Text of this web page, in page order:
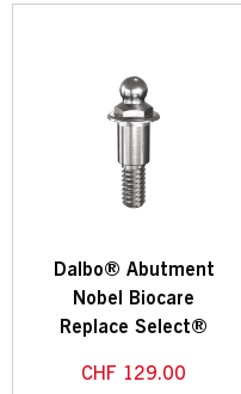
Dalbo® Abutment
Nobel Biocare
Replace Select®
CHF 129.00